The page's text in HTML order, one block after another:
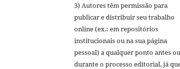
3) Autores têm permissão para
publicar e distribuir seu trabalho
online (ex.: em repositórios
institucionais ou na sua página
pessoal) a qualquer ponto antes ou
durante o processo editorial, já